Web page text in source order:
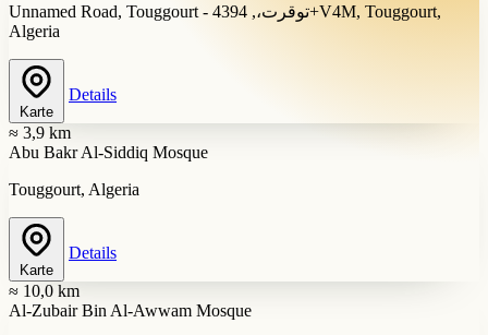
Unnamed Road, Touggourt - توقرت،, 4394+V4M, Touggourt,
Algeria
Karte
Details
≈ 3,9 km
Abu Bakr Al-Siddiq Mosque
Touggourt, Algeria
Karte
Details
≈ 10,0 km
Al-Zubair Bin Al-Awwam Mosque